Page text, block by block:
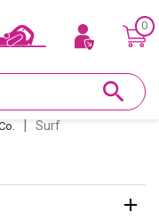
0
search
Surf